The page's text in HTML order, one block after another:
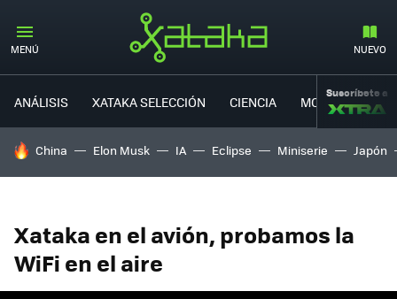
MENÚ NUEVO
ANÁLISIS XATAKA SELECCIÓN CIENCIA MOVILIDAD
Suscríbete a
HOY SE HABLA DE
China Elon Musk IA Eclipse Miniserie Japón
Xataka en el avión, probamos la
WiFi en el aire